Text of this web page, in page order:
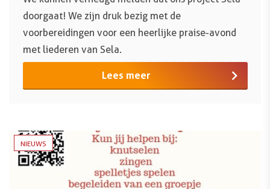
doorgaat! We zijn druk bezig met de
voorbereidingen voor een heerlijke praise-avond
met liederen van Sela.
Lees meer
NIEUWS